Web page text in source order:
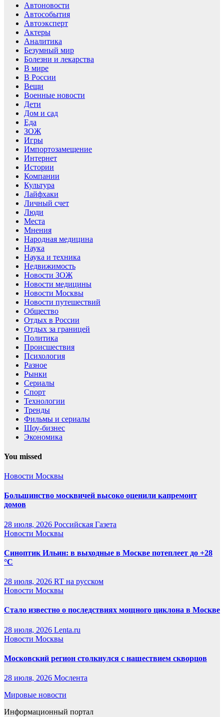
Автоновости
Автособытия
Автоэксперт
Актеры
Аналитика
Безумный мир
Болезни и лекарства
В мире
В России
Вещи
Военные новости
Дети
Дом и сад
Еда
ЗОЖ
Игры
Импортозамещение
Интернет
Истории
Компании
Культура
Лайфхаки
Личный счет
Люди
Места
Мнения
Народная медицина
Наука
Наука и техника
Недвижимость
Новости ЗОЖ
Новости медицины
Новости Москвы
Новости путешествий
Общество
Отдых в России
Отдых за границей
Политика
Происшествия
Психология
Разное
Рынки
Сериалы
Спорт
Технологии
Тренды
Фильмы и сериалы
Шоу-бизнес
Экономика
You missed
Новости Москвы
Большинство москвичей высоко оценили капремонт
домов
28 июля, 2026 Российская Газета
Новости Москвы
Синоптик Ильин: в выходные в Москве потеплеет до +28
°C
28 июля, 2026 RT на русском
Новости Москвы
Стало известно о последствиях мощного циклона в Москве
28 июля, 2026 Lenta.ru
Новости Москвы
Московский регион столкнулся с нашествием скворцов
28 июля, 2026 Мослента
Мировые новости
Информационный портал